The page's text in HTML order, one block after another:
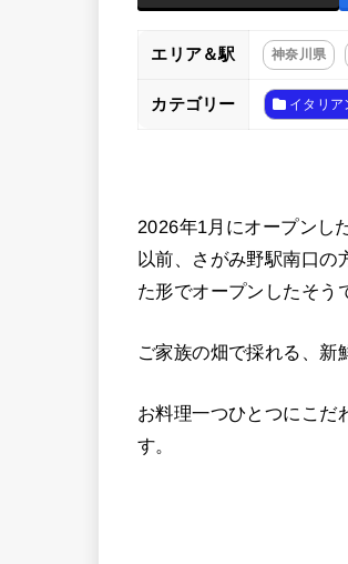
エリア＆駅 神奈川県
カテゴリー イタリア
2026年1月にオープンし
以前、さがみ野駅南口の
た形でオープンしたそう
ご家族の畑で採れる、新
お料理一つひとつにこだ
す。